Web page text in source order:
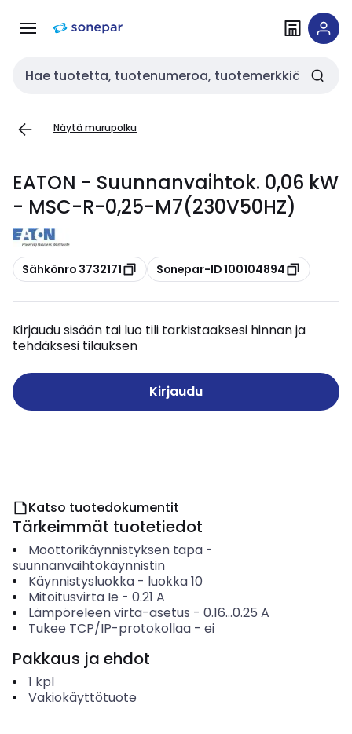
navigointiinsisältöön
Haku
Näytä murupolku
EATON - Suunnanvaihtok. 0,06 kW
- MSC-R-0,25-M7(230V50HZ)
Kopioi
Sähkönro 3732171 Kopioi
Sonepar-ID 100104894
Kirjaudu sisään tai luo tili tarkistaaksesi hinnan ja
tehdäksesi tilauksen
Kirjaudu
Katso tuotedokumentit
Tärkeimmät tuotetiedot
Moottorikäynnistyksen tapa-
suunnanvaihtokäynnistin
Käynnistysluokka- luokka 10
Mitoitusvirta Ie - 0.21 A
Lämpöreleen virta-asetus - 0.16...0.25 A
Tukee TCP/IP-protokollaa- ei
Pakkaus ja ehdot
1 kpl
Vakiokäyttötuote